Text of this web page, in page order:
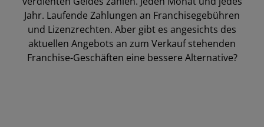
Jahr. Laufende Zahlungen an Franchisegebühren
und Lizenzrechten. Aber gibt es angesichts des
aktuellen Angebots an zum Verkauf stehenden
Franchise-Geschäften eine bessere Alternative?